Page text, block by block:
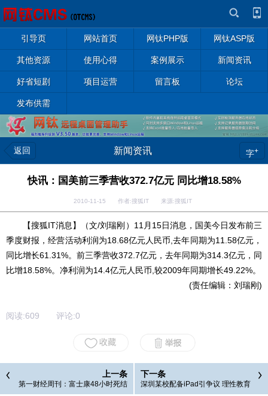
引导页 网站首页 网钛PHP版 网钛ASP版
其他资源 使用心得 案例展示 新闻资讯
好省短剧 项目运营 留言板 论坛
发布供需
返回 新闻资讯 字+
快讯：国美前三季营收372.7亿元 同比增18.58%
2010-11-15 作者:搜狐IT 来源:搜狐IT
【搜狐IT消息】（文/刘瑞刚）11月15日消息，国美今日发布前三
季度财报，经营活动利润为18.68亿元人民币,去年同期为11.58亿元，
同比增长61.31%。前三季营收372.7亿元，去年同期为314.3亿元，同
比增18.58%。净利润为14.4亿元人民币,较2009年同期增长49.22%。
(责任编辑：刘瑞刚)
阅读:609 评论:0
上一条
第一财经周刊：富士康48小时死结
下一条
深圳某校配备iPad引争议 理性教育